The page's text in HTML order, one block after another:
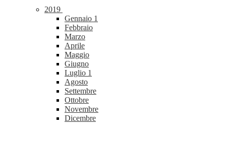
2019
Gennaio 1
Febbraio
Marzo
Aprile
Maggio
Giugno
Luglio 1
Agosto
Settembre
Ottobre
Novembre
Dicembre